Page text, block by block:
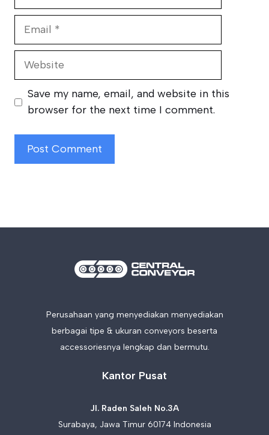
Website
Save my name, email, and website in this
browser for the next time I comment.
Perusahaan yang menyediakan menyediakan
berbagai tipe & ukuran conveyors beserta
accessoriesnya lengkap dan bermutu.
Kantor Pusat
Jl. Raden Saleh No.3A
Surabaya, Jawa Timur 60174 Indonesia